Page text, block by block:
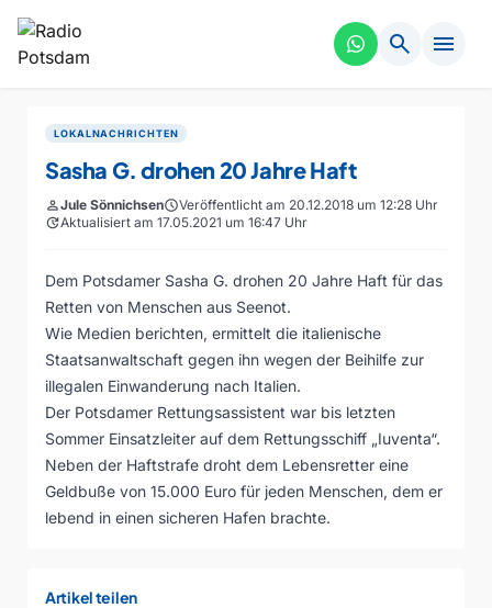
search menu
LOKALNACHRICHTEN
Sasha G. drohen 20 Jahre Haft
personJule SönnichsenscheduleVeröffentlicht am 20.12.2018 um 12:28 Uhr
updateAktualisiert am 17.05.2021 um 16:47 Uhr
Dem Potsdamer Sasha G. drohen 20 Jahre Haft für das
Retten von Menschen aus Seenot.
Wie Medien berichten, ermittelt die italienische
Staatsanwaltschaft gegen ihn wegen der Beihilfe zur
illegalen Einwanderung nach Italien.
Der Potsdamer Rettungsassistent war bis letzten
Sommer Einsatzleiter auf dem Rettungsschiff „Iuventa“.
Neben der Haftstrafe droht dem Lebensretter eine
Geldbuße von 15.000 Euro für jeden Menschen, dem er
lebend in einen sicheren Hafen brachte.
Artikel teilen